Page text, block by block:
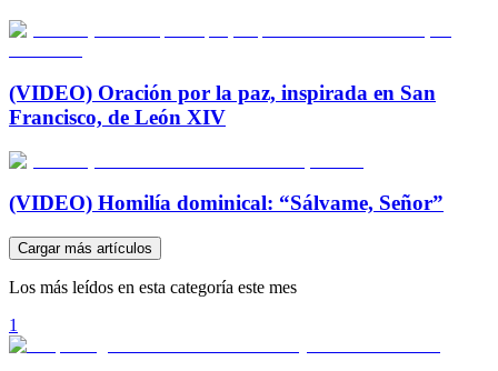
(VIDEO) Oración por la paz, inspirada en San
Francisco, de León XIV
(VIDEO) Homilía dominical: “Sálvame, Señor”
Cargar más artículos
Los más leídos en esta categoría este mes
1